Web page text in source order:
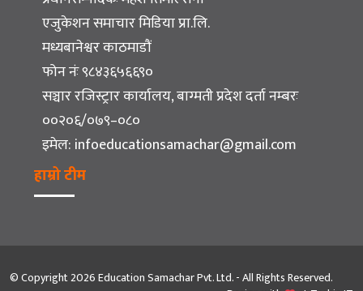
एजुकेशन समाचार मिडिया प्रा.लि.
मध्यबानेश्वर काठमाडौं
फोन नंः ९८४३६५६६९०
सञ्चार रजिस्ट्रार कार्यालय, बाग्मती प्रदेश दर्ता नम्बरः
००२०६/०७९–०८०
इमेल: infoeducationsamachar@gmail.com
हाम्रो टीम
© Copyright 2026 Education Samachar Pvt. Ltd. - All Rights Reserved.